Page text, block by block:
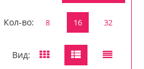
Кол-во: 8 16 32
Вид: